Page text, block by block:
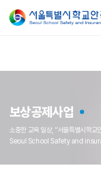
보상공제사업
소중한 교육 일상, “서울특별시학교
Seoul School Safety and